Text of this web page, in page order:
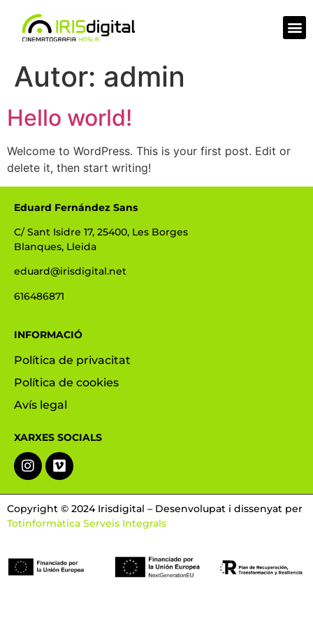
Autor: admin
Hello world!
Welcome to WordPress. This is your first post. Edit or
delete it, then start writing!
Eduard Fernández Sans
C/ Sant Isidre 17, 25400, Les Borges
Blanques, Lleida
eduard@irisdigital.net
616486871
INFORMACIÓ
Política de privacitat
Política de cookies
Avís legal
XARXES SOCIALS
Copyright © 2024 Irisdigital – Desenvolupat i dissenyat per
Totinformàtica Serveis Integrals